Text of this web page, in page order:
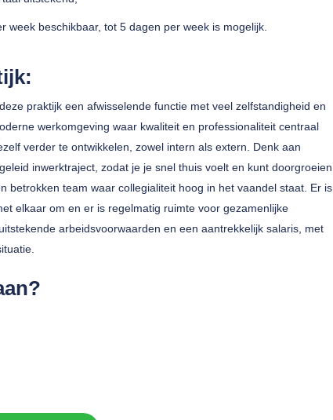
week beschikbaar, tot 5 dagen per week is mogelijk.
praktijk een afwisselende functie met veel zelfstandigheid en
werkomgeving waar kwaliteit en professionaliteit centraal
verder te ontwikkelen, zowel intern als extern. Denk aan
inwerktraject, zodat je je snel thuis voelt en kunt doorgroeien
betrokken team waar collegialiteit hoog in het vaandel staat. Er is
elkaar om en er is regelmatig ruimte voor gezamenlijke
arbeidsvoorwaarden en een aantrekkelijk salaris, met